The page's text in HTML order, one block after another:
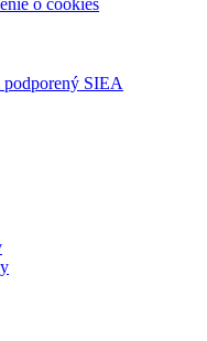
podporený SIEA